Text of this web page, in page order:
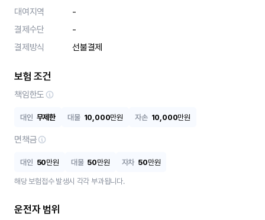
대여지역
-
결제수단
-
결제방식
선불결제
보험 조건
책임한도
대인 무제한 대물 10,000만원 자손 10,000만원
면책금
대인 50만원 대물 50만원 자차 50만원
해당 보험접수 발생시 각각 부과됩니다.
운전자 범위